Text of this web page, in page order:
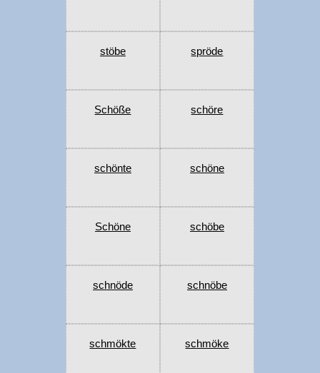
stöbe spröde
Schöße schöre
schönte schöne
Schöne schöbe
schnöde schnöbe
schmökte schmöke